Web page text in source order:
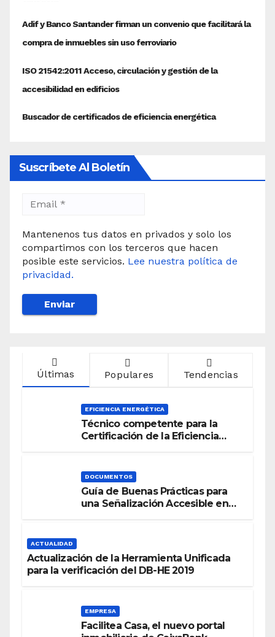
Suscríbete Al Boletín
Mantenenos tus datos en privados y solo los
compartimos con los terceros que hacen
posible este servicios. Lee nuestra política de
privacidad.
Últimas Populares Tendencias
EFICIENCIA ENERGÉTICA
Técnico competente para la
Certificación de la Eficiencia
DOCUMENTOS
Guía de Buenas Prácticas para
una Señalización Accesible en
ACTUALIDAD
Actualización de la Herramienta Unificada
para la verificación del DB-HE 2019
EMPRESA
Facilitea Casa, el nuevo portal